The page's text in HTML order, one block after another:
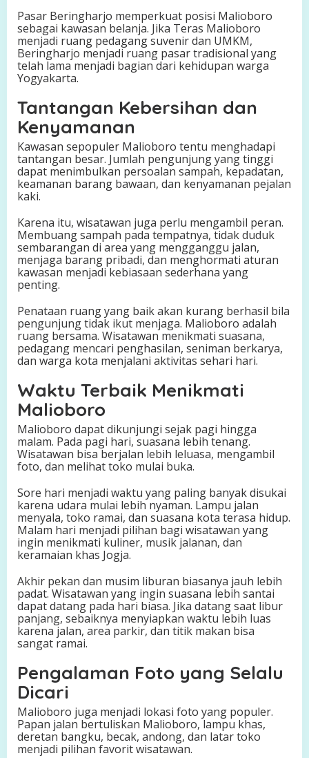
Pasar Beringharjo memperkuat posisi Malioboro
sebagai kawasan belanja. Jika Teras Malioboro
menjadi ruang pedagang suvenir dan UMKM,
Beringharjo menjadi ruang pasar tradisional yang
telah lama menjadi bagian dari kehidupan warga
Yogyakarta.
Tantangan Kebersihan dan
Kenyamanan
Kawasan sepopuler Malioboro tentu menghadapi
tantangan besar. Jumlah pengunjung yang tinggi
dapat menimbulkan persoalan sampah, kepadatan,
keamanan barang bawaan, dan kenyamanan pejalan
kaki.
Karena itu, wisatawan juga perlu mengambil peran.
Membuang sampah pada tempatnya, tidak duduk
sembarangan di area yang mengganggu jalan,
menjaga barang pribadi, dan menghormati aturan
kawasan menjadi kebiasaan sederhana yang
penting.
Penataan ruang yang baik akan kurang berhasil bila
pengunjung tidak ikut menjaga. Malioboro adalah
ruang bersama. Wisatawan menikmati suasana,
pedagang mencari penghasilan, seniman berkarya,
dan warga kota menjalani aktivitas sehari hari.
Waktu Terbaik Menikmati
Malioboro
Malioboro dapat dikunjungi sejak pagi hingga
malam. Pada pagi hari, suasana lebih tenang.
Wisatawan bisa berjalan lebih leluasa, mengambil
foto, dan melihat toko mulai buka.
Sore hari menjadi waktu yang paling banyak disukai
karena udara mulai lebih nyaman. Lampu jalan
menyala, toko ramai, dan suasana kota terasa hidup.
Malam hari menjadi pilihan bagi wisatawan yang
ingin menikmati kuliner, musik jalanan, dan
keramaian khas Jogja.
Akhir pekan dan musim liburan biasanya jauh lebih
padat. Wisatawan yang ingin suasana lebih santai
dapat datang pada hari biasa. Jika datang saat libur
panjang, sebaiknya menyiapkan waktu lebih luas
karena jalan, area parkir, dan titik makan bisa
sangat ramai.
Pengalaman Foto yang Selalu
Dicari
Malioboro juga menjadi lokasi foto yang populer.
Papan jalan bertuliskan Malioboro, lampu khas,
deretan bangku, becak, andong, dan latar toko
menjadi pilihan favorit wisatawan.